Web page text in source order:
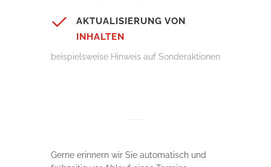
AKTUALISIERUNG VON
INHALTEN
beispielsweise Hinweis auf Sonderaktionen
Gerne erinnern wir Sie automatisch und